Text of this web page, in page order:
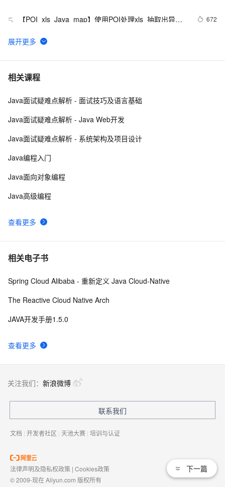
5
【POI  xls  Java  map】使用POI处理xls  抽取出异常
高度
672
6 Java 注解 阐释 hibernate ORM
7 java 中的多线程   内部类实现 数据共享 和 Runnable实
8 Java程序利用main函数中args参数实现参数的传递
破 1 万次！
102. Java中的垃圾收集 - GC参考手册
相关课程
查看更多
Java面试疑难点解析 - 面试技巧及语言基础
Java面试疑难点解析 - Java Web开发
Java面试疑难点解析 - 系统架构及项目设计
Java编程入门
Java面向对象编程
Java高级编程
相关电子书
查看更多
Spring Cloud Alibaba - 重新定义 Java Cloud-Native
The Reactive Cloud Native Arch
JAVA开发手册1.5.0
下一篇
关注我们： 新浪微博
联系我们
文档 | 开发者社区 | 天池大赛 | 培训与认证
法律声明及隐私权政策 | Cookies政策
© 2009-现在 Aliyun.com 版权所有